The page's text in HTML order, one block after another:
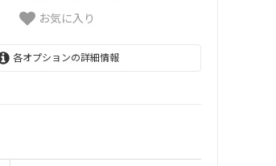
お気に入り
各オプションの詳細情報